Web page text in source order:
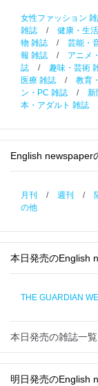
女性ファッション
雑誌
/ 健康・生
物 雑誌
/ 芸能・
報 雑誌
/ アニメ
誌
/ 趣味・芸術
医療 雑誌
/ 教育
ン・PC 雑誌
/ 新
本・アダルト 雑誌
English newspaper
月刊 / 週刊 /
の他
本日発売のEnglish
THE GUARDIAN
本日発売の雑誌一
明日発売のEnglish